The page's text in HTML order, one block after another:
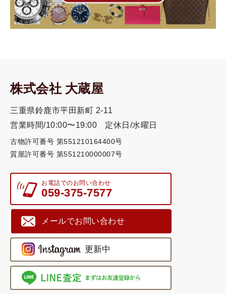
株式会社 大蔵屋
三重県鈴鹿市平田新町 2-11
営業時間/10:00〜19:00
定休日/水曜日
古物許可番号 第551210164400号
質屋許可番号 第551210000007号
お電話でのお問い合わせ
059-375-7577
メールでお問い合わせ